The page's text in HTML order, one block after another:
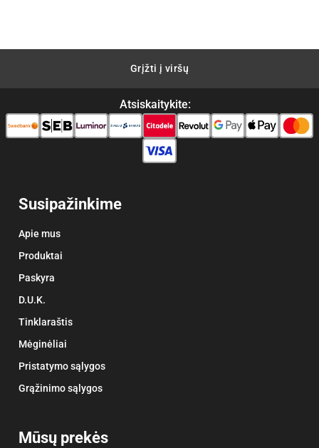
Grįžti į viršų
Atsiskaitykite:
Susipažinkime
Apie mus
Produktai
Paskyra
D.U.K.
Tinklaraštis
Mėginėliai
Pristatymo sąlygos
Grąžinimo sąlygos
Mūsų prekės